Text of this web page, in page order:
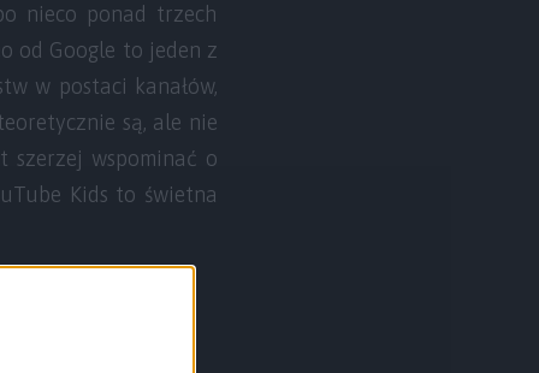
nieco ponad trzech
od Google to jeden z
w postaci kanałów,
są, ale nie
szerzej wspominać o
Kids to świetna